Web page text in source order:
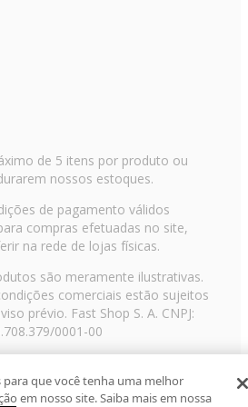
de 5 itens por produto ou
nossos estoques.
de pagamento válidos
compras efetuadas no site,
na rede de lojas físicas.
são meramente ilustrativas.
comerciais estão sujeitos
prévio. Fast Shop S. A. CNPJ:
0001-00
001, Telefone: 11 3003-3728 ©
os direitos reservadosRF
que você tenha uma melhor
em nosso site. Saiba mais em nossa